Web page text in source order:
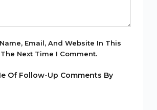
Email, And Website In This
Next Time I Comment.
Of Follow-Up Comments By